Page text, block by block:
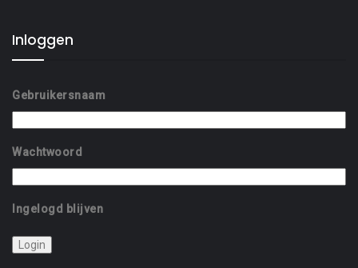
Inloggen
Gebruikersnaam
Wachtwoord
Ingelogd blijven